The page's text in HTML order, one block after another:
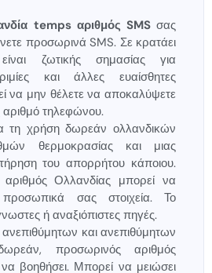
temps αριθμός SMSσας
προσωρινά SMS. Σε κρατάει
ζωτικής σημασίας για
και άλλες ευαίσθητες
να μην θέλετε να αποκαλύψετε
τηλεφώνου.
τη χρήση δωρεάν ολλανδικών
θερμοκρασίας και μιας
του απορρήτου κάποιου.
Ολλανδίας μπορεί να
σας στοιχεία. Το
ή αναξιόπιστες πηγές.
και ανεπιθύμητων
προσωρινός αριθμός
βοηθήσει. Μπορεί να μειώσει